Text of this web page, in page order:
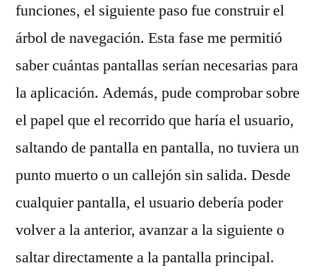
funciones, el siguiente paso fue construir el
árbol de navegación. Esta fase me permitió
saber cuántas pantallas serían necesarias para
la aplicación. Además, pude comprobar sobre
el papel que el recorrido que haría el usuario,
saltando de pantalla en pantalla, no tuviera un
punto muerto o un callejón sin salida. Desde
cualquier pantalla, el usuario debería poder
volver a la anterior, avanzar a la siguiente o
saltar directamente a la pantalla principal.